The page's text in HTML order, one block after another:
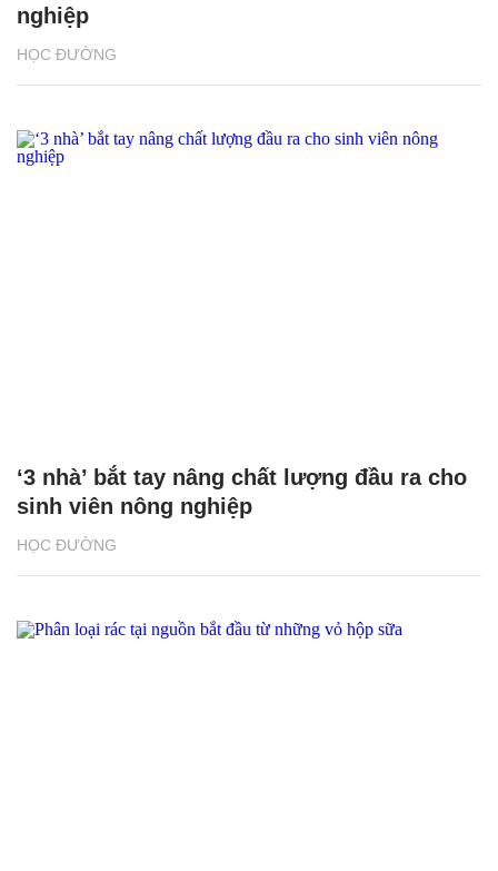
HỌC ĐƯỜNG
nghiệp
HỌC ĐƯỜNG
‘3 nhà’ bắt tay nâng chất lượng đầu ra cho
sinh viên nông nghiệp